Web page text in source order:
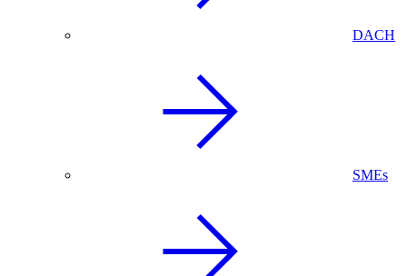
DACH
SMEs